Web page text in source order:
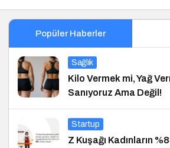
Popüler Haberler
Sağlık
Kilo Vermek mi, Yağ
Sanıyoruz Ama Değil!
Startup
Z Kuşağı Kadınların